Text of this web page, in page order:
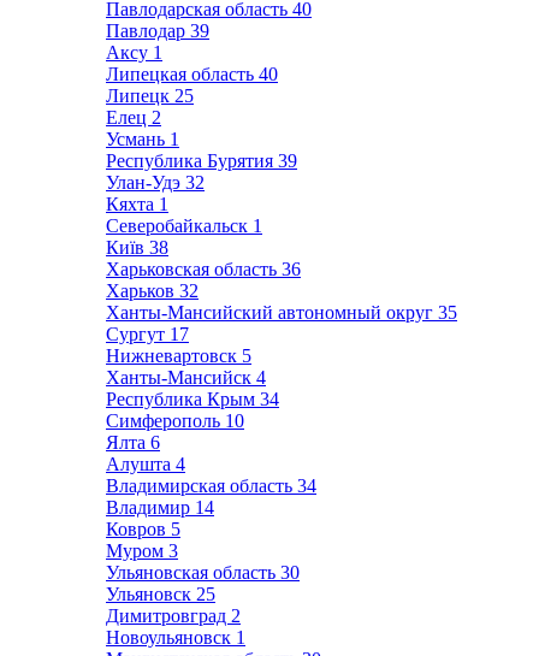
Павлодарская область 40
Павлодар 39
Аксу 1
Липецкая область 40
Липецк 25
Елец 2
Усмань 1
Республика Бурятия 39
Улан-Удэ 32
Кяхта 1
Северобайкальск 1
Київ 38
Харьковская область 36
Харьков 32
Ханты-Мансийский автономный округ 35
Сургут 17
Нижневартовск 5
Ханты-Мансийск 4
Республика Крым 34
Симферополь 10
Ялта 6
Алушта 4
Владимирская область 34
Владимир 14
Ковров 5
Муром 3
Ульяновская область 30
Ульяновск 25
Димитровград 2
Новоульяновск 1